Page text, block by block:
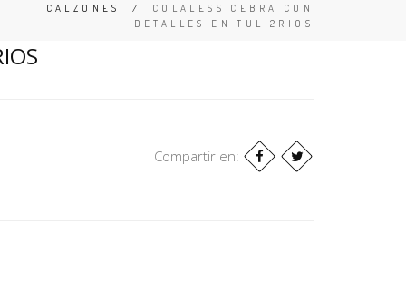
CALZONES
/ COLALESS CEBRA CON
DETALLES EN TUL 2RIOS
Compartir en: